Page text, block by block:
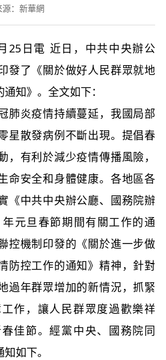
源：新華網
日電 近日，中共中央辦公
發了《關於做好人民群眾就地
知》。全文如下：
炎疫情持續蔓延，我國局部
星散發病例不斷出現。提倡春
，有利於減少疫情傳播風險，
命安全和身體健康。各地區各
《中共中央辦公廳、國務院辦
元旦春節期間有關工作的通
控機制印發的《關於進一步做
防控工作的通知》精神，針對
過年群眾增加的新情況，抓緊
作，讓人民群眾度過歡樂祥
佳節。經黨中央、國務院同
如下。